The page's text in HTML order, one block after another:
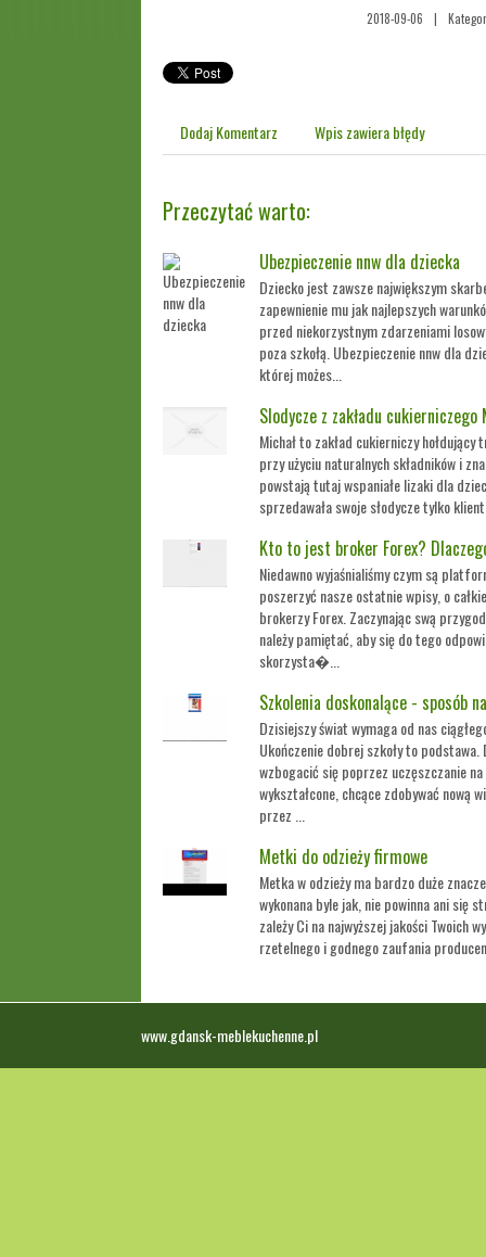
2018-09-06 |
Dodaj Komentarz Wpis zawiera błędy
Przeczytać warto:
Ubezpieczenie nnw dla dziecka
Dziecko jest zawsze największym
zapewnienie mu jak najlepszych
przed niekorzystnym zdarzeniami
poza szkołą. Ubezpieczenie nnw dla
której możes...
Slodycze z zakładu cukierniczego
Michał to zakład cukierniczy
przy użyciu naturalnych składników i
powstają tutaj wspaniałe lizaki dla
sprzedawała swoje słodycze tylko
Kto to jest broker Forex?
Niedawno wyjaśnialiśmy czym są
poszerzyć nasze ostatnie wpisy, o
brokerzy Forex. Zaczynając swą
należy pamiętać, aby się do tego
skorzysta�...
Szkolenia doskonalące - sposób
Dzisiejszy świat wymaga od nas
Ukończenie dobrej szkoły to
wzbogacić się poprzez uczęszczanie
wykształcone, chcące zdobywać nową
przez ...
Metki do odzieży firmowe
Metka w odzieży ma bardzo duże
wykonana byle jak, nie powinna ani się
zależy Ci na najwyższej jakości Twoich
rzetelnego i godnego zaufania
www.gdansk-meblekuchenne.pl